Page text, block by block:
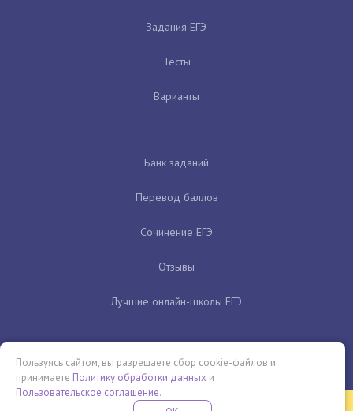
Задания ЕГЭ
Тесты
Варианты
Банк заданий
Перевод баллов
Сочинение ЕГЭ
Отзывы
Лучшие онлайн-школы ЕГЭ
Пользуясь сайтом, вы разрешаете сбор cookie-файлов и
принимаете Политику обработки данных и
Пользовательское соглашение.